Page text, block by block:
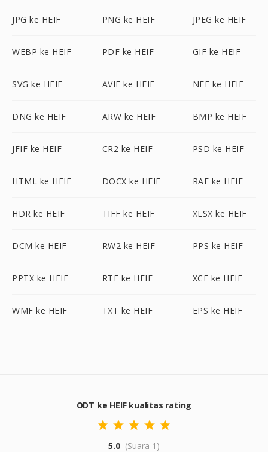
JPG ke HEIF PNG ke HEIF JPEG ke HEIF
WEBP ke HEIF PDF ke HEIF GIF ke HEIF
SVG ke HEIF AVIF ke HEIF NEF ke HEIF
DNG ke HEIF ARW ke HEIF BMP ke HEIF
JFIF ke HEIF CR2 ke HEIF PSD ke HEIF
HTML ke HEIF DOCX ke HEIF RAF ke HEIF
HDR ke HEIF TIFF ke HEIF XLSX ke HEIF
DCM ke HEIF RW2 ke HEIF PPS ke HEIF
PPTX ke HEIF RTF ke HEIF XCF ke HEIF
WMF ke HEIF TXT ke HEIF EPS ke HEIF
ODT ke HEIF kualitas rating
5.0 (Suara 1)